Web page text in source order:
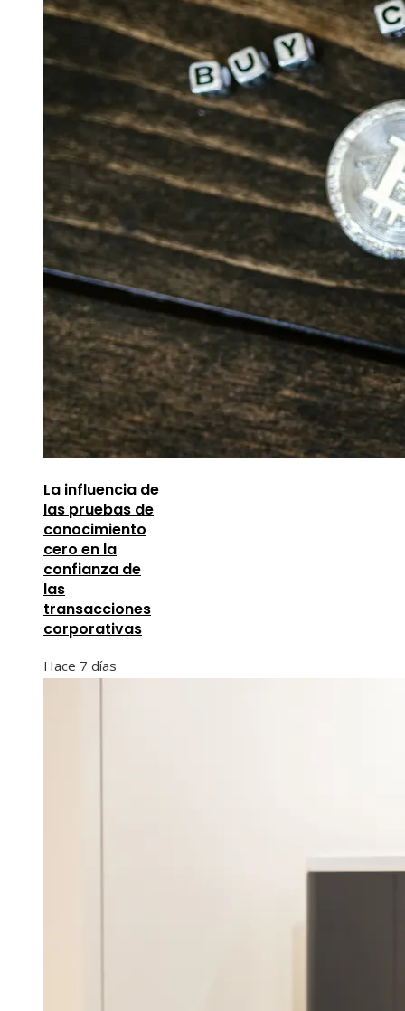
La influencia de
las pruebas de
conocimiento
cero en la
confianza de
las
transacciones
corporativas
Hace 7 días